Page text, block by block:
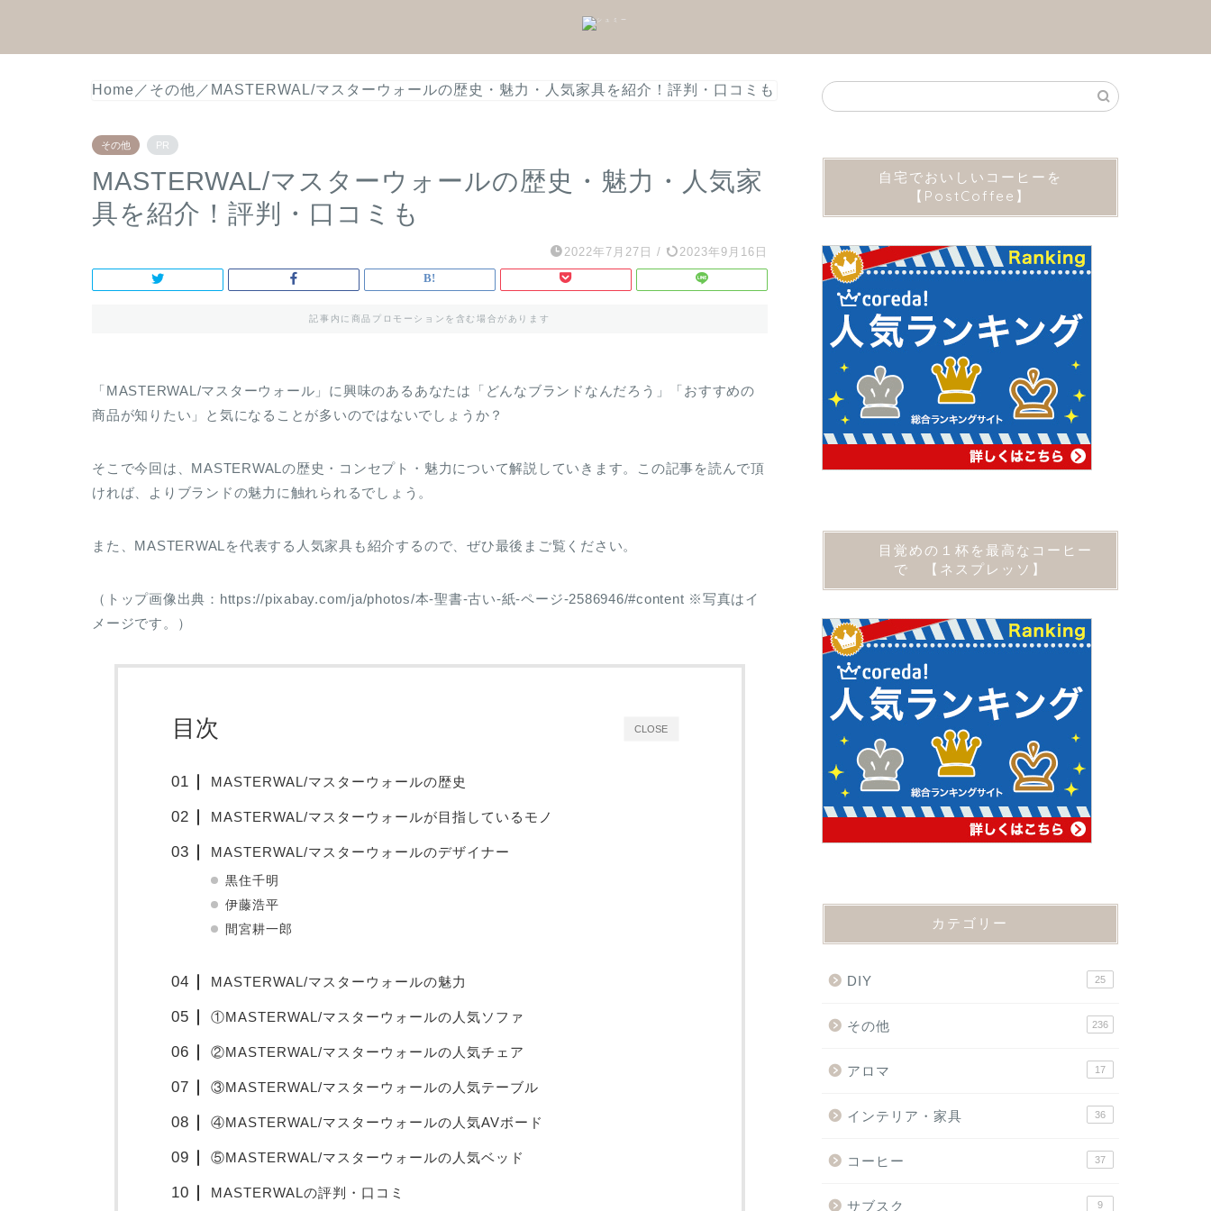
Home ／ その他 ／ MASTERWAL/マスターウォールの歴史・魅力・人気家具を紹介！評判・口コミも
その他 PR
MASTERWAL/マスターウォールの歴史・魅力・人気家
具を紹介！評判・口コミも
2022年7月27日 / 2023年9月16日
記事内に商品プロモーションを含む場合があります
「MASTERWAL/マスターウォール」に興味のあるあなたは「どんなブランドなんだろう」「おすすめの
商品が知りたい」と気になることが多いのではないでしょうか？
そこで今回は、MASTERWALの歴史・コンセプト・魅力について解説していきます。この記事を読んで頂
ければ、よりブランドの魅力に触れられるでしょう。
また、MASTERWALを代表する人気家具も紹介するので、ぜひ最後まご覧ください。
（トップ画像出典：https://pixabay.com/ja/photos/本-聖書-古い-紙-ページ-2586946/#content ※写真はイ
メージです。）
CLOSE
目次
MASTERWAL/マスターウォールの歴史
MASTERWAL/マスターウォールが目指しているモノ
MASTERWAL/マスターウォールのデザイナー
黒住千明
伊藤浩平
間宮耕一郎
MASTERWAL/マスターウォールの魅力
①MASTERWAL/マスターウォールの人気ソファ
②MASTERWAL/マスターウォールの人気チェア
③MASTERWAL/マスターウォールの人気テーブル
④MASTERWAL/マスターウォールの人気AVボード
⑤MASTERWAL/マスターウォールの人気ベッド
MASTERWALの評判・口コミ
自宅でおいしいコーヒーを
【PostCoffee】
目覚めの１杯を最高なコーヒー
で 【ネスプレッソ】
カテゴリー
DIY 25
その他 236
アロマ 17
インテリア・家具 36
コーヒー 37
サブスク 9